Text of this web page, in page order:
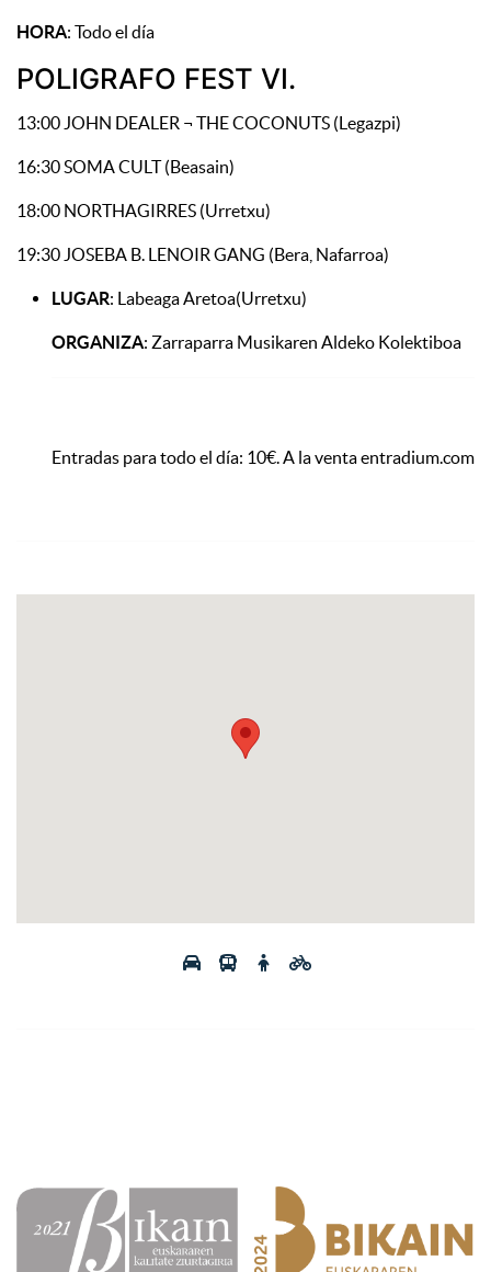
HORA: Todo el día
POLIGRAFO FEST VI.
13:00 JOHN DEALER ¬ THE COCONUTS (Legazpi)
16:30 SOMA CULT (Beasain)
18:00 NORTHAGIRRES (Urretxu)
19:30 JOSEBA B. LENOIR GANG (Bera, Nafarroa)
LUGAR: Labeaga Aretoa(Urretxu)
ORGANIZA: Zarraparra Musikaren Aldeko Kolektiboa
Entradas para todo el día: 10€. A la venta entradium.com